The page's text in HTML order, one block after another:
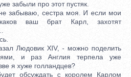
забыли про этот пустяк.
забываю, сестра моя. И если мои
ваш брат Карл, захотят
Людовик XIV, - можно поделить
и раз Англия терпела уже
я хуже голландцев?
обсуждать с королем Карлом